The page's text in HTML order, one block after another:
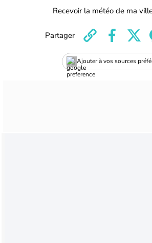
Recevoir la météo de ma
Ajouter à vos sources
Partager